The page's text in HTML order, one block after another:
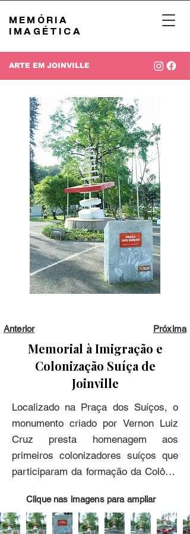
ARTE EM JOINVILLE
MEMÓRIA
IMAGÉTICA
Anterior Próxima
Memorial à Imigração e
Colonização Suíça de
Joinville
Localizado na Praça dos Suíços, o
monumento criado por Vernon Luiz
Cruz presta homenagem aos
primeiros colonizadores suíços que
participaram da formação da Colônia
monumento veio da bandeira da
Suíça, marcada pela cruz branca
Clique nas imagens para ampliar